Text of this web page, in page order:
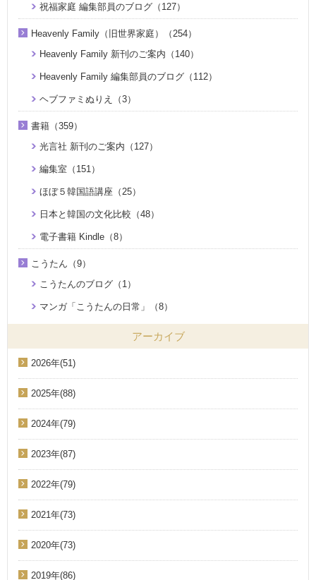
祝福家庭 編集部員のブログ（127）
Heavenly Family（旧世界家庭）（254）
Heavenly Family 新刊のご案内（140）
Heavenly Family 編集部員のブログ（112）
ヘブファミぬりえ（3）
書籍（359）
光言社 新刊のご案内（127）
編集室（151）
ほぼ５韓国語講座（25）
日本と韓国の文化比較（48）
電子書籍 Kindle（8）
こうたん（9）
こうたんのブログ（1）
マンガ「こうたんの日常」（8）
アーカイブ
2026年(51)
2025年(88)
2024年(79)
2023年(87)
2022年(79)
2021年(73)
2020年(73)
2019年(86)